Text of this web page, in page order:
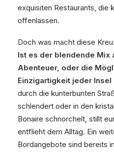
exquisiten Restaurants, die
offenlassen.
Doch was macht diese
Ist es der blendende Mix
Abenteuer, oder die
Einzigartigkeit jeder Insel
durch die kunterbunten
schlendert oder in den
Bonaire schnorchelt, stillt
entflieht dem Alltag. Ein
Bordangebote sind bereits